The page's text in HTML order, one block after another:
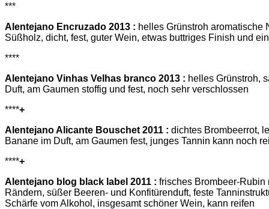
***
Alentejano Encruzado 2013 : helles Grünstroh aromatische
Süßholz, dicht, fest, guter Wein, etwas buttriges Finish und
****
Alentejano Vinhas Velhas branco 2013 : helles Grünstroh,
Duft, am Gaumen stoffig und fest, noch sehr verschlossen
****+
Alentejano Alicante Bouschet 2011 : dichtes Brombeerrot,
Banane im Duft, am Gaumen fest, junges Tannin kann noch
****+
Alentejano blog black label 2011 : frisches Brombeer-Rubin
Rändern, süßer Beeren- und Konfitürenduft, feste
Schärfe vom Alkohol, insgesamt schöner Wein, kann reifen